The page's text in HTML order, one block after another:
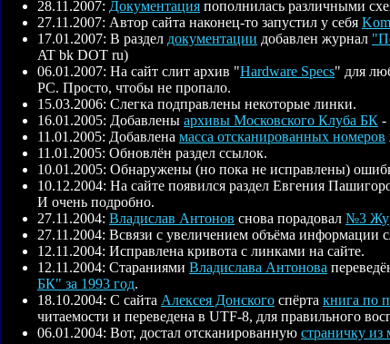
28.11.2007: Документация пополнилась различными
27.11.2007: Автор сайта наконец-то запустил у себя
17.01.2007: В раздел документации добавлен журнал
AT bk DOT ru)
06.01.2007: На сайт слит архив "Hardware Specs" для
PC. Просто, чтобы не пропало.
15.03.2006: Слегка подправлены некоторые линки.
16.01.2005: Добавлены архивы Московского Клуба БК -
11.01.2005: Добавлена масса отсканированных номеров
11.01.2005: Обновлён раздел ссылок.
10.01.2005: Обнаружены (но пока не исправлены)
10.12.2004: На сайте появился раздел Евгения
И очень подробно.
27.11.2004: Владислав Антонов снова порадовал №3
27.11.2004: Всвязи с увеличением объёма информации
12.11.2004: Исправлена кривота с линками на сайте.
12.11.2004: Стараниями Владислава Антонова
БК" за 1993 год.
18.10.2004: С сайта Алексея Донского спёрта книга по
читаемости и переведена в UTF-8, для правильного
06.01.2004: Вот, достал отсканированную страничку из